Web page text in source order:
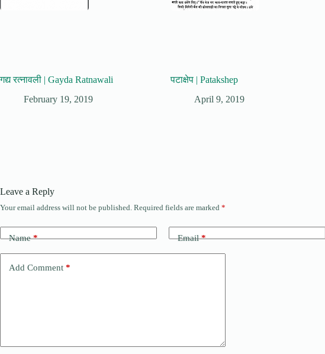
गद्य रत्नावली | Gayda Ratnawali
February 19, 2019
पटाक्षेप | Patakshep
April 9, 2019
Leave a Reply
Your email address will not be published. Required fields are marked *
Name* Email*
Add Comment *